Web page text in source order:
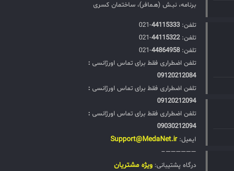
برنامه، نبـش (هـمافر)، ساختمان کسری
تلفن:‌ 44115333
-021
تلفن:‌44115322
-021
تلفن:‌ 44864958
-021
تلفن اضطراری فقط برای تماس اورژانسی :
09120212084
تلفن اضطراری فقط برای تماس اورژانسی :
09120212094
تلفن اضطراری فقط برای تماس اورژانسی :
09030212094
ایمیل: Support@MedaNet.ir
——————–
درگاه پشتیبانی: ويژه مشتریان